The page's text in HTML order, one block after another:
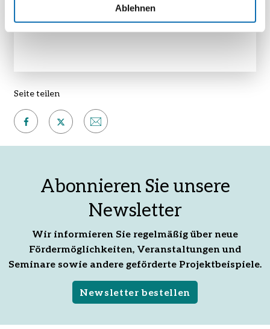
Ablehnen
Seite teilen
teilen
Mail
empfehlen
Abonnieren Sie unsere
Newsletter
Wir informieren Sie regelmäßig über neue
Fördermöglichkeiten, Veranstaltungen und
Seminare sowie andere geförderte Projektbeispiele.
Newsletter bestellen